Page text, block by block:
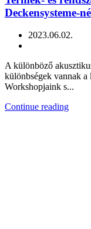
Deckensysteme-
2023.06.02.
A különböző
különbségek vannak a
Workshopjaink s...
Continue reading